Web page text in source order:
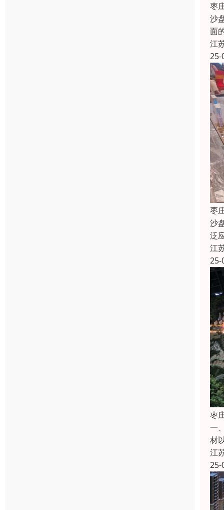
枣
沙
面
江
25-
枣
沙
泛
江
25-
枣
一
材
江
25-